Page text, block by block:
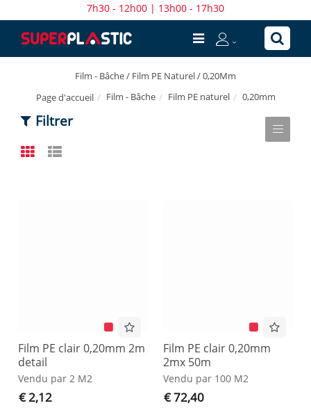
7h30 - 12h00 | 13h00 - 17h30
Film - Bâche / Film PE Naturel / 0,20Mm
Page d'accueil
Film - Bâche Film PE naturel 0,20mm
Filtrer
Film PE clair 0,20mm 2m
detail
Vendu par 2 M2
€ 2,12
Film PE clair 0,20mm
2mx 50m
Vendu par 100 M2
€ 72,40